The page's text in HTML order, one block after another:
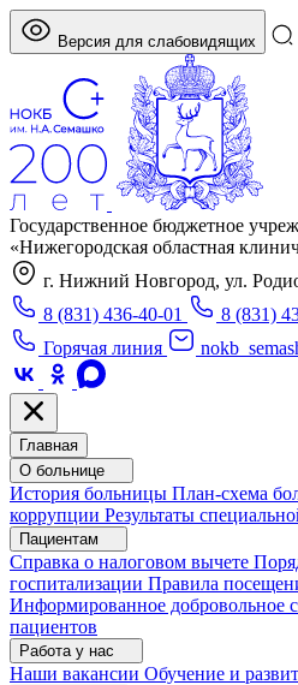
Версия для слабовидящих
Государственное бюджетное
«Нижегородская областная
г. Нижний Новгород, ул.
8 (831) 436-40-01
8 (831)
Горячая линия
Главная
О больнице
История больницы План-схема
коррупции Результаты
Пациентам
Справка о налоговом вычете
госпитализации Правила
Информированное добровольное
пациентов
Работа у нас
Наши вакансии Обучение и